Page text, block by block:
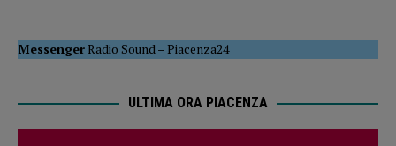
MessengerRadio Sound–Piacenza24
ULTIMA ORA PIACENZA